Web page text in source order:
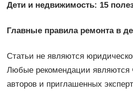
Дети и недвижимость: 15
Главные правила ремонта в
Статьи не являются
Любые рекомендации являются
авторов и приглашенных